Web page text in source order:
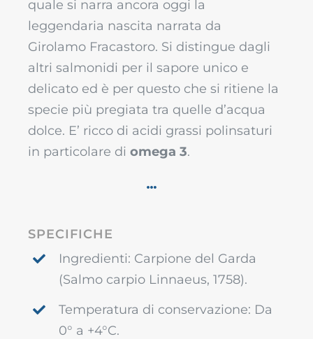
quale si narra ancora oggi la
leggendaria nascita narrata da
Girolamo Fracastoro. Si distingue dagli
altri salmonidi per il sapore unico e
delicato ed è per questo che si ritiene la
specie più pregiata tra quelle d’acqua
dolce. E’ ricco di acidi grassi polinsaturi
in particolare di omega 3.
SPECIFICHE
Ingredienti: Carpione del Garda
(Salmo carpio Linnaeus, 1758).
Temperatura di conservazione: Da
0° a +4°C.